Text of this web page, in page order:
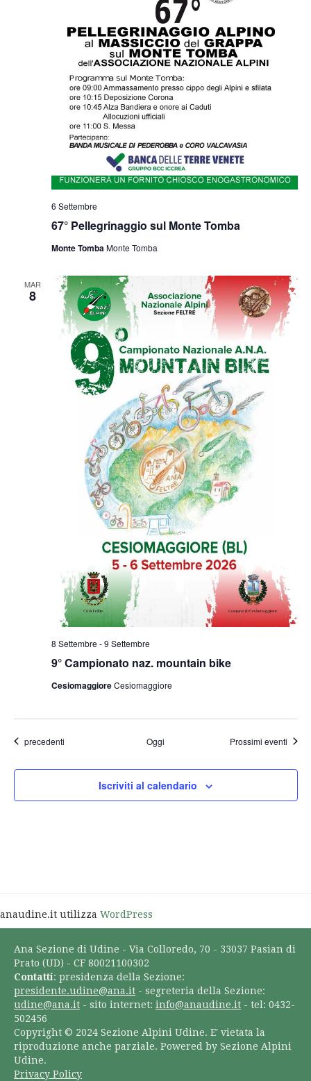
67° Pellegrinaggio sul Monte Tomba
6 Settembre
Monte TombaMonte Tomba
MAR
8
9° Campionato naz. mountain bike
8 Settembre -9 Settembre
CesiomaggioreCesiomaggiore
Eventi
precedenti Oggi Prossimi eventi
Iscriviti al calendario
anaudine.it utilizza WordPress
Ana Sezione di Udine - Via Colloredo, 70 - 33037 Pasian di
Prato (UD) - CF 80021100302
Contatti: presidenza della Sezione:
presidente.udine@ana.it - segreteria della Sezione:
udine@ana.it - sito internet: info@anaudine.it - tel: 0432-
502456
Copyright © 2024 Sezione Alpini Udine. E' vietata la
riproduzione anche parziale. Powered by Sezione Alpini
Udine.
Privacy Policy